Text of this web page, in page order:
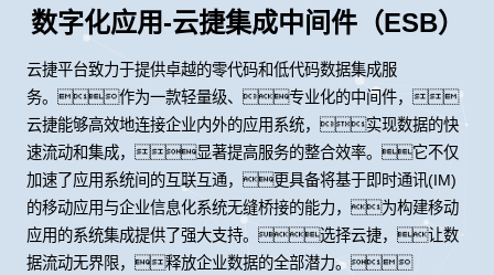
数字化应用-云捷集成中间件（ESB）
云捷平台致力于提供卓越的零代码和低代码数据集成服
务。作为一款轻量级、专业化的中间件，
云捷能够高效地连接企业内外的应用系统，实现数据的快
速流动和集成，显著提高服务的整合效率。它不仅
加速了应用系统间的互联互通，更具备将基于即时通讯(IM)
的移动应用与企业信息化系统无缝桥接的能力，为构建移动
应用的系统集成提供了强大支持。选择云捷，让数
据流动无界限，释放企业数据的全部潜力。